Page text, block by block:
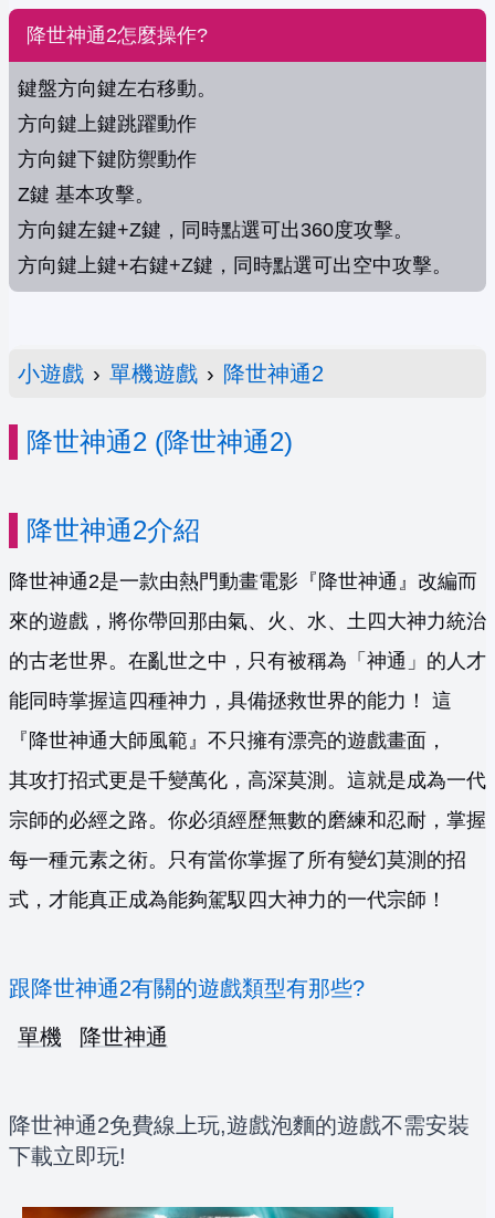
降世神通2怎麼操作?
鍵盤方向鍵左右移動。
方向鍵上鍵跳躍動作
方向鍵下鍵防禦動作
Z鍵 基本攻擊。
方向鍵左鍵+Z鍵，同時點選可出360度攻擊。
方向鍵上鍵+右鍵+Z鍵，同時點選可出空中攻擊。
小遊戲 › 單機遊戲 › 降世神通2
降世神通2 (降世神通2)
降世神通2介紹
降世神通2是一款由熱門動畫電影『降世神通』改編而
來的遊戲，將你帶回那由氣、火、水、土四大神力統治
的古老世界。在亂世之中，只有被稱為「神通」的人才
能同時掌握這四種神力，具備拯救世界的能力！ 這
『降世神通大師風範』不只擁有漂亮的遊戲畫面，
其攻打招式更是千變萬化，高深莫測。這就是成為一代
宗師的必經之路。你必須經歷無數的磨練和忍耐，掌握
每一種元素之術。只有當你掌握了所有變幻莫測的招
式，才能真正成為能夠駕馭四大神力的一代宗師！
跟降世神通2有關的遊戲類型有那些?
單機
降世神通
降世神通2免費線上玩,遊戲泡麵的遊戲不需安裝
下載立即玩!